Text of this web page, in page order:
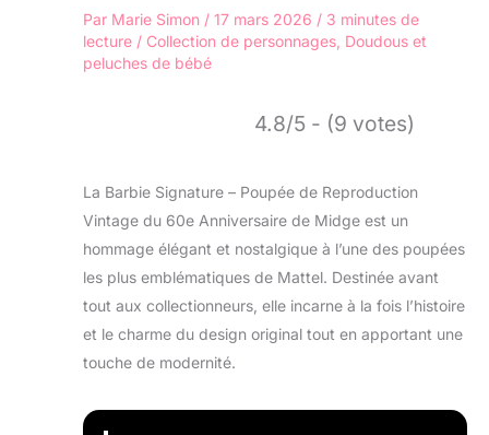
Par Marie Simon / 17 mars 2026 / 3 minutes de
lecture / Collection de personnages Doudous et
peluches de bébé
4.8/5 - (9 votes)
La Barbie Signature – Poupée de Reproduction
Vintage du 60e Anniversaire de Midge est un
hommage élégant et nostalgique à l’une des poupées
les plus emblématiques de Mattel. Destinée avant
tout aux collectionneurs, elle incarne à la fois l’histoire
et le charme du design original tout en apportant une
touche de modernité.